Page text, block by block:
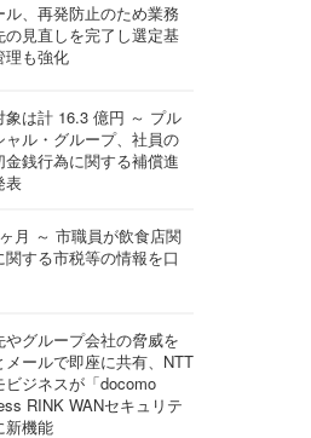
ル、再発防止のため業務
の見直しを完了し選定基
理も強化
象は計 16.3 億円 ～ プル
ャル・グループ、社員の
金銭行為に関する補償進
表
月 ～ 市職員が飲食店関
関する市税等の情報を口
やグループ会社の脅威を
メールで即座に共有、NTT
ビジネスが「docomo
RINK WANセキュリテ
新機能